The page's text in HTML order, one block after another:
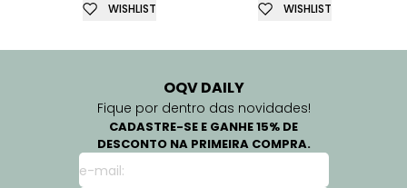
WISHLIST
WISHLIST
OQV DAILY
Fique por dentro das novidades!
CADASTRE-SE E GANHE 15% DE
DESCONTO NA PRIMEIRA COMPRA.